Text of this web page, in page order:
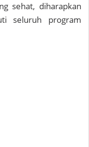
sehat, diharapkan
seluruh program